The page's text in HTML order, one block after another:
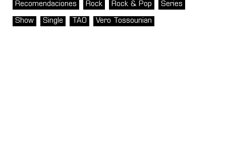
Recomendaciones Rock Rock & Pop Series
Show Single TAO Vero Tossounian